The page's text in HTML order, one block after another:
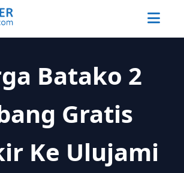
Batako 2
Gratis
Ke Ulujami